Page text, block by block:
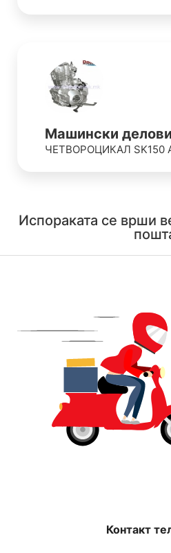
Машински делови
ЧЕТВОРОЦИКАЛ SK150
Испораката се врши
Контакт